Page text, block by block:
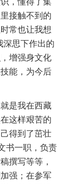
接触不到的
常也让我想
深思下作出的
增强身文化
能，为今后
是我在西藏
这样艰苦的
得到了茁壮
书一职，负责
撰写等等，
强；在参军